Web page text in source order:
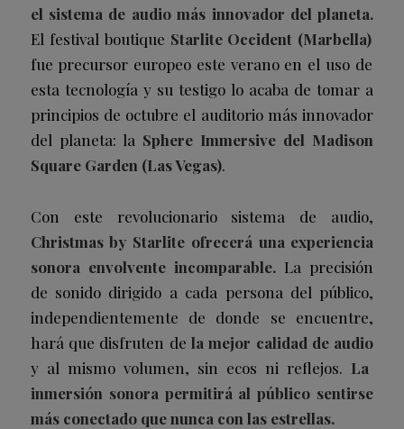
el sistema de audio más innovador del planeta.
El festival boutique Starlite Occident (Marbella)
fue precursor europeo este verano en el uso de
esta tecnología y su testigo lo acaba de tomar a
principios de octubre el auditorio más innovador
del planeta: la Sphere Immersive del Madison
Square Garden (Las Vegas).
Con este revolucionario sistema de audio,
Christmas by Starlite ofrecerá una experiencia
sonora envolvente incomparable. La precisión
de sonido dirigido a cada persona del público,
independientemente de donde se encuentre,
hará que disfruten de la mejor calidad de audio
y al mismo volumen, sin ecos ni reflejos. La
inmersión sonora permitirá al público sentirse
más conectado que nunca con las estrellas.